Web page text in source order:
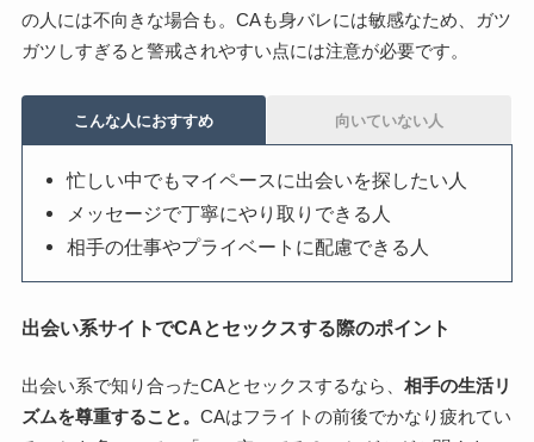
の人には不向きな場合も。CAも身バレには敏感なため、ガツ
ガツしすぎると警戒されやすい点には注意が必要です。
こんな人におすすめ 向いていない人
忙しい中でもマイペースに出会いを探したい人
メッセージで丁寧にやり取りできる人
相手の仕事やプライベートに配慮できる人
出会い系サイトでCAとセックスする際のポイント
出会い系で知り合ったCAとセックスするなら、 相手の生活リ
ズムを尊重すること。 CAはフライトの前後でかなり疲れてい